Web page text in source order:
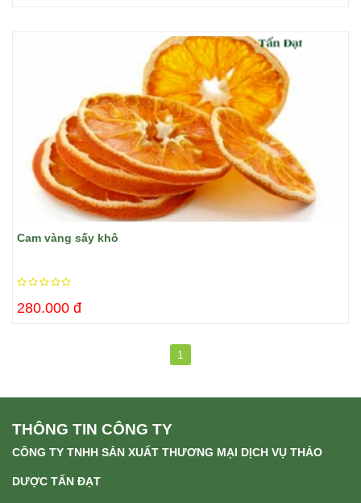
Cam vàng sấy khô
280.000 đ
1
THÔNG TIN CÔNG TY
CÔNG TY TNHH SẢN XUẤT THƯƠNG MẠI DỊCH VỤ THẢO
DƯỢC TẤN ĐẠT